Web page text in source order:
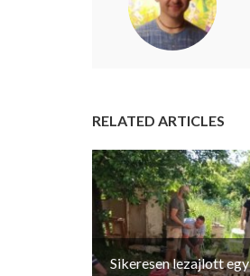
RELATED ARTICLES
Sikeresen lezajlott egy